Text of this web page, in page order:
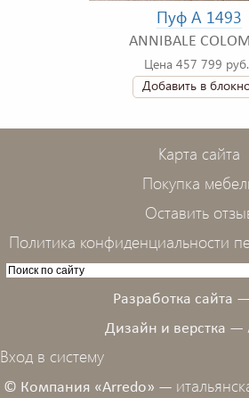
Пуф A 1493
ANNIBALE
Цена 457 799
Добавить в
Карта сайта
Покупка
Оставить
Политика конфиденциальности
Разработка сайта —
Дизайн и верстка —
Вход в систему
© Компания «Arredo» —